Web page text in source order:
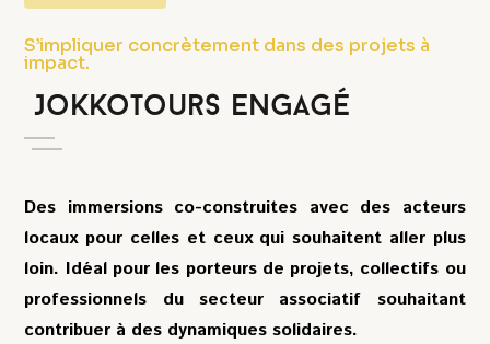
S’impliquer concrètement dans des projets à
impact.
JokkoTours Engagé
Des immersions co-construites avec des acteurs
locaux pour celles et ceux qui souhaitent aller plus
loin. Idéal pour les porteurs de projets, collectifs ou
professionnels du secteur associatif souhaitant
contribuer à des dynamiques solidaires.